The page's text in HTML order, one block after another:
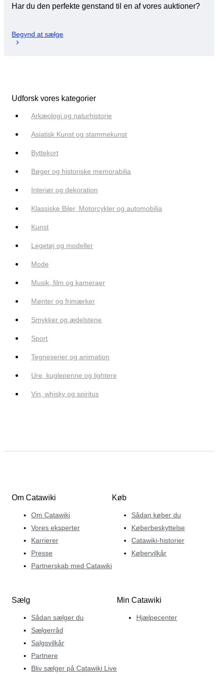
Har du den perfekte genstand til en af vores auktioner?
Begynd at sælge
Udforsk vores kategorier
Arkæologi og naturhistorie
Asiatisk Kunst og stammekunst
Byttekort
Bøger og historiske memorabilia
Interiør og dekoration
Klassiske Biler, Motorcykler og automobilia
Kunst
Legetøj og modeller
Mode
Musik, film og kameraer
Mønter og frimærker
Smykker og ædelstene
Sport
Tegneserier og animation
Ure, kuglepenne og lightere
Vin, whisky og spiritus
Om Catawiki
Om Catawiki
Vores eksperter
Karrierer
Presse
Partnerskab med Catawiki
Køb
Sådan køber du
Køberbeskyttelse
Catawiki-historier
Købervilkår
Sælg
Sådan sælger du
Sælgerråd
Salgsvilkår
Partnere
Bliv sælger på Catawiki Live
Min Catawiki
Hjælpecenter